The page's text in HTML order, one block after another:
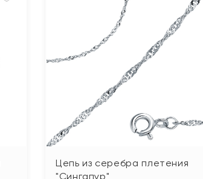
Цепь из серебра плетения
"Сингапур"